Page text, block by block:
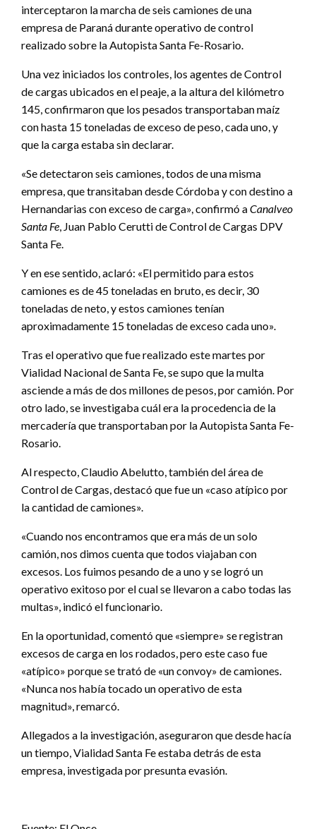
interceptaron la marcha de seis camiones de una
empresa de Paraná durante operativo de control
realizado sobre la Autopista Santa Fe-Rosario.
Una vez iniciados los controles, los agentes de Control
de cargas ubicados en el peaje, a la altura del kilómetro
145, confirmaron que los pesados transportaban maíz
con hasta 15 toneladas de exceso de peso, cada uno, y
que la carga estaba sin declarar.
«Se detectaron seis camiones, todos de una misma
empresa, que transitaban desde Córdoba y con destino a
Hernandarias con exceso de carga», confirmó aCanalveo
Santa Fe, Juan Pablo Cerutti de Control de Cargas DPV
Santa Fe.
Y en ese sentido, aclaró: «El permitido para estos
camiones es de 45 toneladas en bruto, es decir, 30
toneladas de neto, y estos camiones tenían
aproximadamente 15 toneladas de exceso cada uno».
Tras el operativo que fue realizado este martes por
Vialidad Nacional de Santa Fe, se supo que la multa
asciende a más de dos millones de pesos, por camión. Por
otro lado, se investigaba cuál era la procedencia de la
mercadería que transportaban por la Autopista Santa Fe-
Rosario.
Al respecto, Claudio Abelutto, también del área de
Control de Cargas, destacó que fue un «caso atípico por
la cantidad de camiones».
«Cuando nos encontramos que era más de un solo
camión, nos dimos cuenta que todos viajaban con
excesos. Los fuimos pesando de a uno y se logró un
operativo exitoso por el cual se llevaron a cabo todas las
multas», indicó el funcionario.
En la oportunidad, comentó que «siempre» se registran
excesos de carga en los rodados, pero este caso fue
«atípico» porque se trató de «un convoy» de camiones.
«Nunca nos había tocado un operativo de esta
magnitud», remarcó.
Allegados a la investigación, aseguraron que desde hacía
un tiempo, Vialidad Santa Fe estaba detrás de esta
empresa, investigada por presunta evasión.